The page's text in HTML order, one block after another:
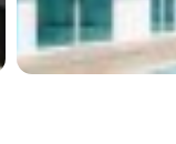
Guía de